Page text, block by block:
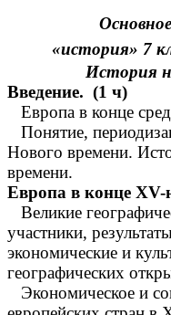
«история» 7
История
Введение. (1 ч)
Европа в конце
Понятие,
Нового времени.
времени.
Европа в конце
Великие
участники,
экономические и
географических
Экономическое и